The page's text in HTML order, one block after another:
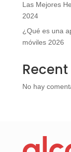
Las Mejores
2024
¿Qué es una
móviles 2026
No hay